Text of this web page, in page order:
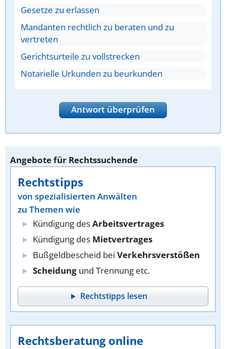
Gesetze zu erlassen
Mandanten rechtlich zu beraten und zu
vertreten
Gerichtsurteile zu vollstrecken
Notarielle Urkunden zu beurkunden
Antwort überprüfen
Angebote für Rechtssuchende
Rechtstipps
von spezialisierten Anwälten
zu Themen wie
Kündigung desArbeitsvertrages
Kündigung des Mietvertrages
Bußgeldbescheid bei Verkehrsverstößen
Scheidung und Trennung etc.
Rechtstipps lesen
Rechtsberatung online